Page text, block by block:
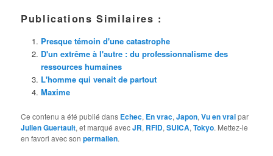
Publications Similaires :
Presque témoin d'une catastrophe
D'un extrême à l'autre : du professionnalisme des
ressources humaines
L'homme qui venait de partout
Maxime
Ce contenu a été publié dans Echec, En vrac,Japon,Vu en vraipar
Julien Guertault, et marqué avecJR, RFID,SUICA,Tokyo. Mettez-le
en favori avec sonpermalien.